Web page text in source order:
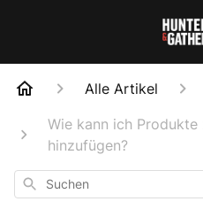
Alle Artikel
Wie kann ich Produkte
hinzufügen?
Suchen